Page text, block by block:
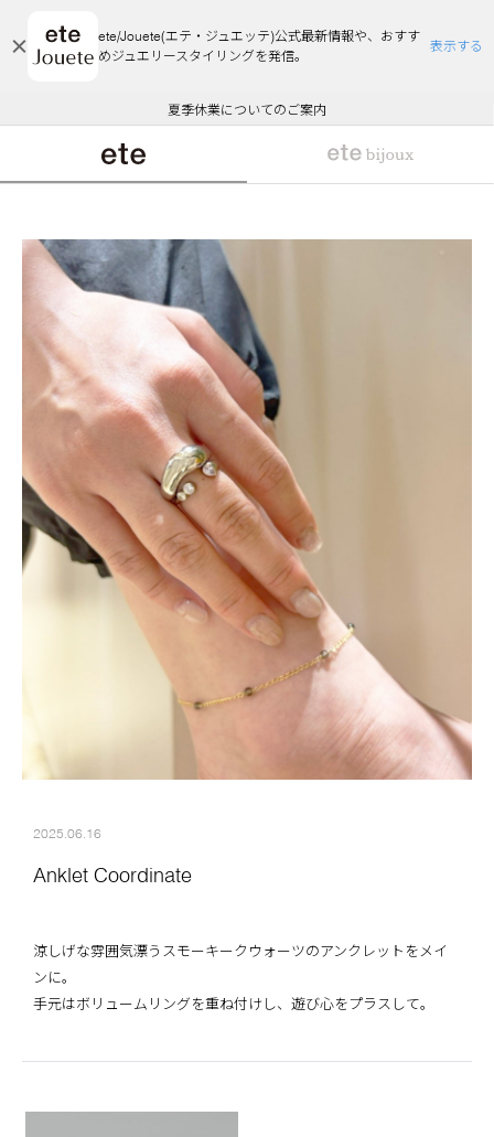
ete/Jouete(エテ・ジュエッテ)公式最新情報や、おすす
めジュエリースタイリングを発信。
表示する
エコラッピング及びエコポイント付与のご案内
ご注文いただいたお品物のお届け状況について
夏季休業についてのご案内
WEB Limited Items >>
採用のご案内
悪質な偽サイトにご注意ください
エコラッピング及びエコポイント付与のご案内
ご注文いただいたお品物のお届け状況について
2025.06.16
Anklet Coordinate
涼しげな雰囲気漂うスモーキークウォーツのアンクレットをメイ
ンに。
手元はボリュームリングを重ね付けし、遊び心をプラスして。